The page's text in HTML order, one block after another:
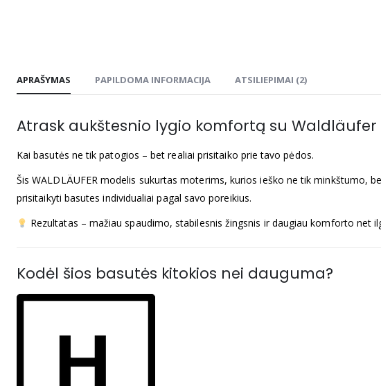
APRAŠYMAS PAPILDOMA INFORMACIJA ATSILIEPIMAI (2)
Atrask aukštesnio lygio komfortą su
Kai basutės ne tik patogios – bet realiai prisitaiko prie tavo pėdos.
Šis WALDLÄUFER modelis sukurtas moterims, kurios ieško ne tik minkštumo,
prisitaikyti basutes individualiai pagal savo poreikius.
Rezultatas – mažiau spaudimo, stabilesnis žingsnis ir daugiau komforto net
Kodėl šios basutės kitokios nei dauguma?